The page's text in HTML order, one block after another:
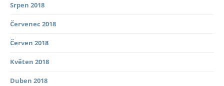
Srpen 2018
Červenec 2018
Červen 2018
Květen 2018
Duben 2018